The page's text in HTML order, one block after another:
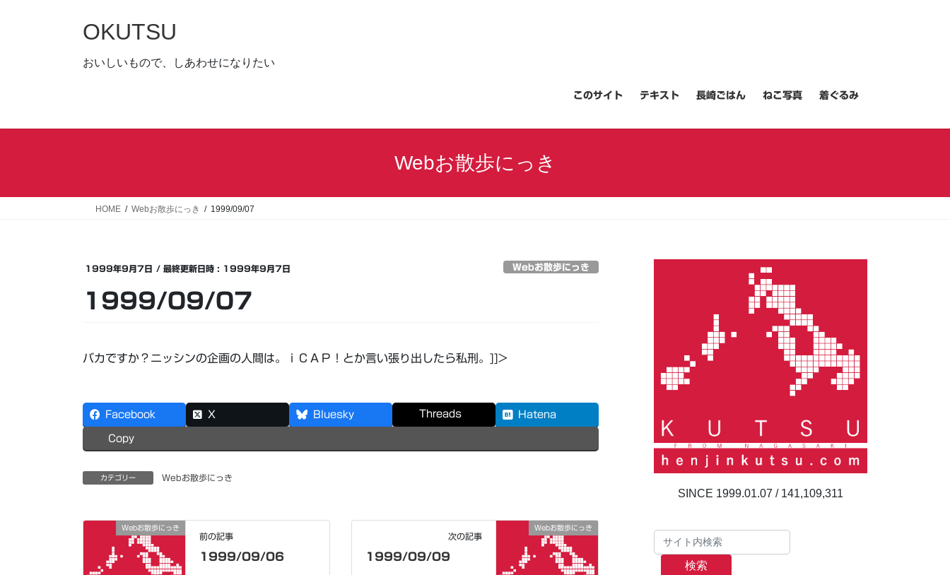
キ
に
OKUTSU
おいしいもので、しあわせになりたい
このサイト テキスト 長崎ごはん ねこ写真 着ぐるみ
Webお散歩にっき
HOME Webお散歩にっき 1999/09/07
1999年9月7日 / 最終更新日時 : 1999年9月7日 Webお散歩にっき
1999/09/07
バカですか？ニッシンの企画の人間は。ｉＣＡＰ！とか言い張り出したら私刑。]]>
Facebook X Bluesky Threads Hatena
Copy
カテゴリー Webお散歩にっき
Webお散歩にっき
前の記事
1999/09/06
Webお散歩にっき
次の記事
1999/09/09
141,109,311
検索